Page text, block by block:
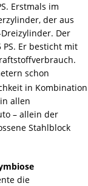
Erstmals im
der aus
Der
Er besticht mit
schon
in Kombination
allen
– allein der
Stahlblock
die